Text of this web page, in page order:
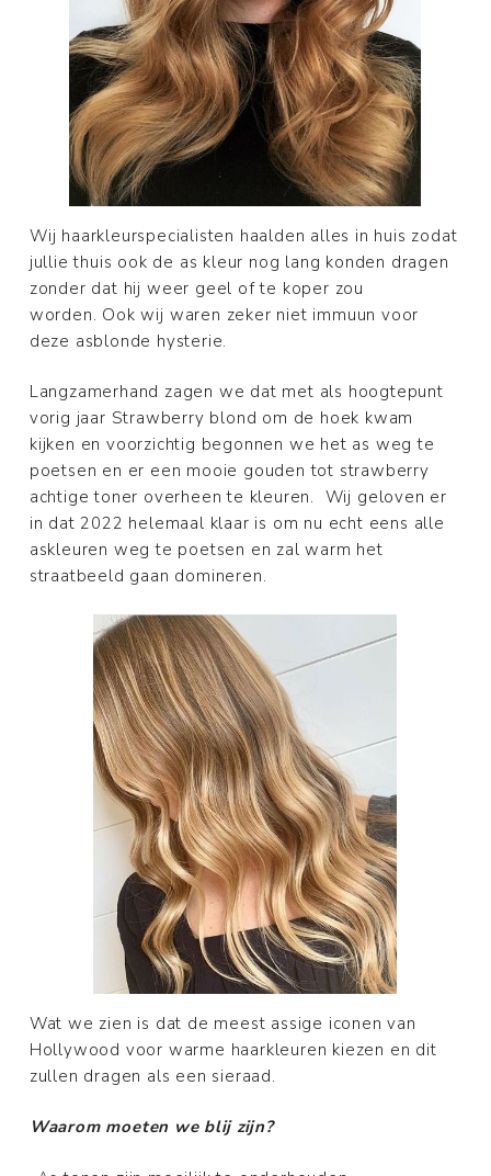
Wij haarkleurspecialisten haalden alles in huis zodat
jullie thuis ook de as kleur nog lang konden dragen
zonder dat hij weer geel of te koper zou
worden. Ook wij waren zeker niet immuun voor
deze asblonde hysterie.
Langzamerhand zagen we dat met als hoogtepunt
vorig jaar Strawberry blond om de hoek kwam
kijken en voorzichtig begonnen we het as weg te
poetsen en er een mooie gouden tot strawberry
achtige toner overheen te kleuren. Wij geloven er
in dat 2022 helemaal klaar is om nu echt eens alle
askleuren weg te poetsen en zal warm het
straatbeeld gaan domineren.
Wat we zien is dat de meest assige iconen van
Hollywood voor warme haarkleuren kiezen en dit
zullen dragen als een sieraad.
Waarom moeten we blij zijn?